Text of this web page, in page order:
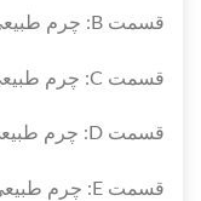
قسمت B: چرم طبیعی
قسمت C: چرم طبیعی
قسمت D: چرم طبیعی
قسمت E: چرم طبیعی